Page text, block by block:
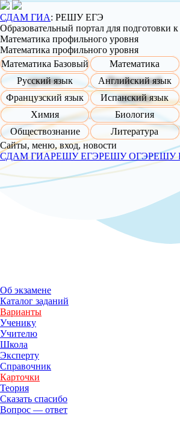
СДАМ ГИА: РЕШУ ЕГЭ
Об­ра­зо­ва­тель­ный пор­тал для под­го­тов­ки
Математика профильного уровня
Математика профильного уровня
Математика Базовый
уровень
Математика
Профильный
уровень
Русский язык
Английский язык
Французский язык
Испанский язык
Химия
Биология
Обществознание
Литература
Сайты, меню, вход, но­во­сти
СДАМ ГИАРЕШУ ЕГЭРЕШУ ОГЭРЕШУ
Об эк­за­ме­не
Ка­та­лог за­да­ний
Ва­ри­ан­ты
Уче­ни­ку
Учи­те­лю
Школа
Экс­пер­ту
Спра­воч­ник
Кар­точ­ки
Тео­рия
Ска­зать спа­си­бо
Во­прос — ответ